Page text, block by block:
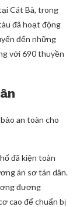
Cát Bà, trong
đã hoạt động
đến những
với 690 thuyền
đã kiện toàn
án sơ tán dân.
đương
cao để chuẩn bị